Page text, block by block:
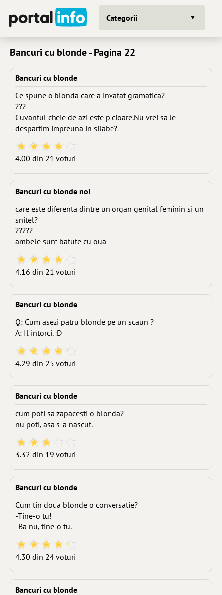
Categorii
Bancuri cu blonde - Pagina 22
Bancuri cu blonde
Ce spune o blonda care a invatat gramatica?
???
Cuvantul cheie de azi este picioare.Nu vrei sa le
despartim impreuna in silabe?
4.00 din 21 voturi
Bancuri cu blonde noi
care este diferenta dintre un organ genital feminin si un
snitel?
?????
ambele sunt batute cu oua
4.16 din 21 voturi
Bancuri cu blonde
Q: Cum asezi patru blonde pe un scaun ?
A: Il intorci. :D
4.29 din 25 voturi
Bancuri cu blonde
cum poti sa zapacesti o blonda?
nu poti, asa s-a nascut.
3.32 din 19 voturi
Bancuri cu blonde
Cum tin doua blonde o conversatie?
-Tine-o tu!
-Ba nu, tine-o tu.
4.30 din 24 voturi
Bancuri cu blonde